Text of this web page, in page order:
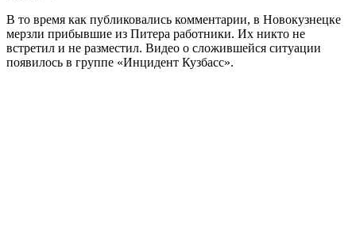
В то время как публиковались комментарии, в Новокузнецке
мерзли прибывшие из Питера работники. Их никто не
встретил и не разместил. Видео о сложившейся ситуации
появилось в группе «Инцидент Кузбасс».